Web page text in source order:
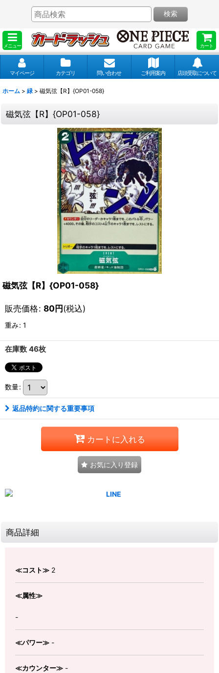
メニュー カート
検索
マイページ カテゴリ 問い合わせ ご利用案内 店頭受取について
ホーム > 緑 > 磁気弦【R】{OP01-058}
磁気弦【R】{OP01-058}
磁気弦【R】{OP01-058}
販売価格: 80円(税込)
重み: 1
在庫数 46枚
数量:
返品特約に関する重要事項
カートに入れる
お気に入り登録
商品詳細
≪コスト≫ 2
≪属性≫
-
≪パワー≫ -
≪カウンター≫ -